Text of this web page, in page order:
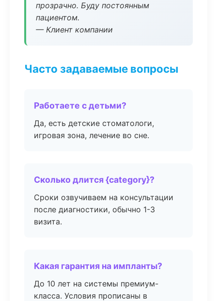
прозрачно. Буду постоянным
пациентом.
— Клиент компании
Часто задаваемые вопросы
Работаете с детьми?
Да, есть детские стоматологи,
игровая зона, лечение во сне.
Сколько длится {category}?
Сроки озвучиваем на консультации
после диагностики, обычно 1-3
визита.
Какая гарантия на импланты?
До 10 лет на системы премиум-
класса. Условия прописаны в